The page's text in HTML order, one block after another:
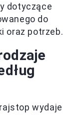
dotyczące
do
oraz potrzeb.
wydaje